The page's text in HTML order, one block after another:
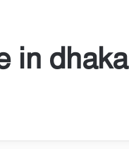
in dhaka